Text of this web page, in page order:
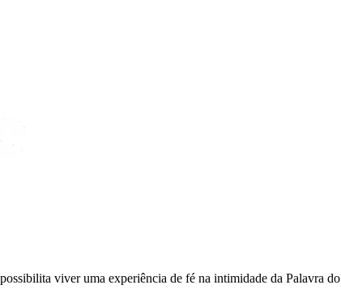
viver uma experiência de fé na intimidade da Palavra